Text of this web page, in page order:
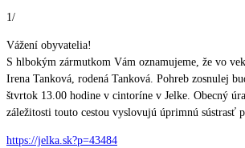
1/
Vážení obyvatelia!
S hlbokým zármutkom Vám oznamujeme, že vo
Irena Tanková, rodená Tanková. Pohreb zosnulej
štvrtok 13.00 hodine v cintoríne v Jelke. Obecný
záležitosti touto cestou vyslovujú úprimnú sústrasť
https://jelka.sk?p=43484